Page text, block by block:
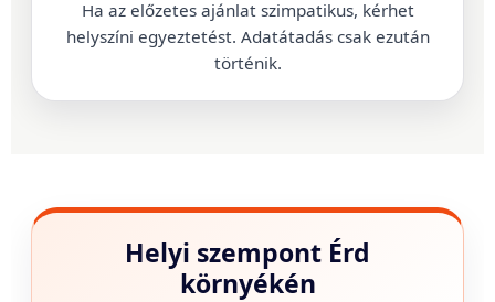
Ha az előzetes ajánlat szimpatikus, kérhet
helyszíni egyeztetést. Adatátadás csak ezután
történik.
Helyi szempont Érd
környékén